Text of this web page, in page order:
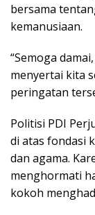
bersama
kemanusiaan.
“Semoga
menyertai kita
peringatan
Politisi PDI
di atas fondasi
dan agama.
menghormati
kokoh